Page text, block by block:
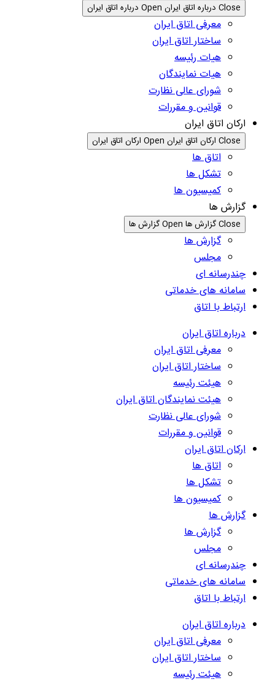
Close درباره اتاق ایران Open درباره اتاق ایران
معرفی اتاق ایران
ساختار اتاق ایران
هیات رئیسه
هیات نمایندگان
شورای عالی نظارت
قوانین و مقررات
ارکان اتاق ایران
Close ارکان اتاق ایران Open ارکان اتاق ایران
اتاق ها
تشکل ها
کمیسیون ها
گزارش ها
Close گزارش ها Open گزارش ها
گزارش ها
مجلس
چندرسانه ای
سامانه های خدماتی
ارتباط با اتاق
درباره اتاق ایران
معرفی اتاق ایران
ساختار اتاق ایران
هیئت رئیسه
هیئت نمایندگان اتاق ایران
شورای عالی نظارت
قوانین و مقررات
ارکان اتاق ایران
اتاق ها
تشکل ها
کمیسیون ها
گزارش ها
گزارش ها
مجلس
چندرسانه ای
سامانه های خدماتی
ارتباط با اتاق
درباره اتاق ایران
معرفی اتاق ایران
ساختار اتاق ایران
هیئت رئیسه